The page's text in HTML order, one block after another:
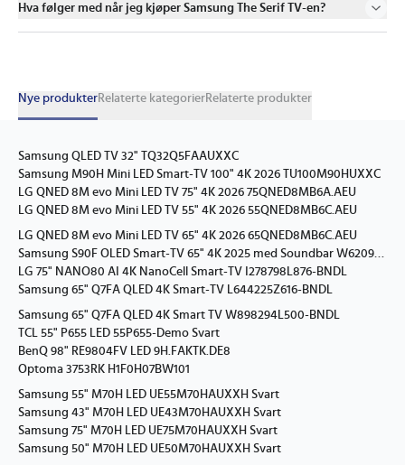
Hva følger med når jeg kjøper Samsung The Serif TV-en?
Nye produkterRelaterte kategorierRelaterte produkter
Samsung QLED TV 32" TQ32Q5FAAUXXC
Samsung M90H Mini LED Smart-TV 100" 4K 2026 TU100M90HUXXC
LG QNED 8M evo Mini LED TV 75" 4K 2026 75QNED8MB6A.AEU
LG QNED 8M evo Mini LED TV 55" 4K 2026 55QNED8MB6C.AEU
LG QNED 8M evo Mini LED TV 65" 4K 2026 65QNED8MB6C.AEU
Samsung S90F OLED Smart-TV 65" 4K 2025 med Soundbar W620983Z546-BNDL
LG 75" NANO80 AI 4K NanoCell Smart-TV I278798L876-BNDL
Samsung 65" Q7FA QLED 4K Smart-TV L644225Z616-BNDL
Samsung 65" Q7FA QLED 4K Smart TV W898294L500-BNDL
TCL 55" P655 LED 55P655-Demo Svart
BenQ 98" RE9804FV LED 9H.FAKTK.DE8
Optoma 3753RK H1F0H07BW101
Samsung 55" M70H LED UE55M70HAUXXH Svart
Samsung 43" M70H LED UE43M70HAUXXH Svart
Samsung 75" M70H LED UE75M70HAUXXH Svart
Samsung 50" M70H LED UE50M70HAUXXH Svart